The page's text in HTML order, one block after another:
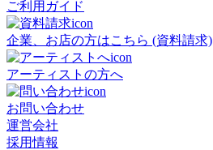
ご利用ガイド
企業、お店の方はこちら (資料請求)
アーティストの方へ
お問い合わせ
運営会社
採用情報